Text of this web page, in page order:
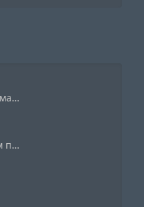
Ніч дура з п'яними туманами
Я мрію щоб ти друзям пісню цю поставила